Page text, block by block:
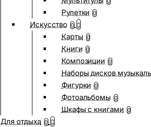
Рулетки 0
Искусство 0
Карты 0
Книги 0
Композиции 0
Наборы дисков
Фигурки 0
Фотоальбомы 0
Шкафы с книгами 0
Для отдыха 0